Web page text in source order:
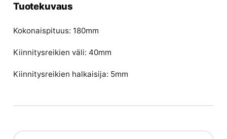
Tuotekuvaus
Kokonaispituus: 180mm
Kiinnitysreikien väli: 40mm
Kiinnitysreikien halkaisija: 5mm